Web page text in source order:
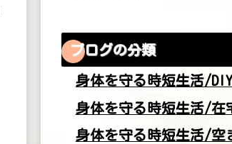
ブログの分類
身体を守る時短生活/DIY
身体を守る時短生活/在
身体を守る時短生活/空